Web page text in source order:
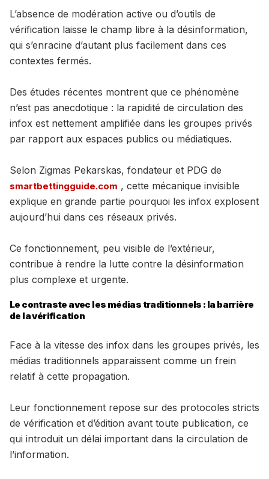
L’absence de modération active ou d’outils de
vérification laisse le champ libre à la désinformation,
qui s’enracine d’autant plus facilement dans ces
contextes fermés.
Des études récentes montrent que ce phénomène
n’est pas anecdotique : la rapidité de circulation des
infox est nettement amplifiée dans les groupes privés
par rapport aux espaces publics ou médiatiques.
Selon Zigmas Pekarskas, fondateur et PDG de
smartbettingguide.com , cette mécanique invisible
explique en grande partie pourquoi les infox explosent
aujourd’hui dans ces réseaux privés.
Ce fonctionnement, peu visible de l’extérieur,
contribue à rendre la lutte contre la désinformation
plus complexe et urgente.
Le contraste avec les médias traditionnels : la barrière
de la vérification
Face à la vitesse des infox dans les groupes privés, les
médias traditionnels apparaissent comme un frein
relatif à cette propagation.
Leur fonctionnement repose sur des protocoles stricts
de vérification et d’édition avant toute publication, ce
qui introduit un délai important dans la circulation de
l’information.